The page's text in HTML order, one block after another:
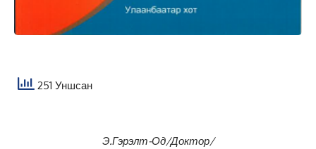
251 Уншсан
Э.Гэрэлт-Од/Доктор/